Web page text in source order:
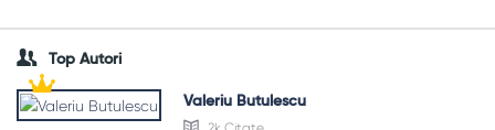
Top Autori
Valeriu Butulescu